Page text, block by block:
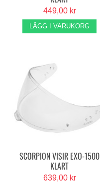
449,00 kr
LÄGG I VARUKORG
SCORPION VISIR EXO-1500
KLART
639,00 kr